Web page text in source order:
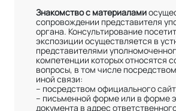
Знакомство с материалами
сопровождении представителя
органа. Консультирование
экспозиции осуществляется в
представителями
компетенции которых относятся
вопросы, в том числе
иной связи:
– посредством официального
– письменной форме или в форме
документа в адрес